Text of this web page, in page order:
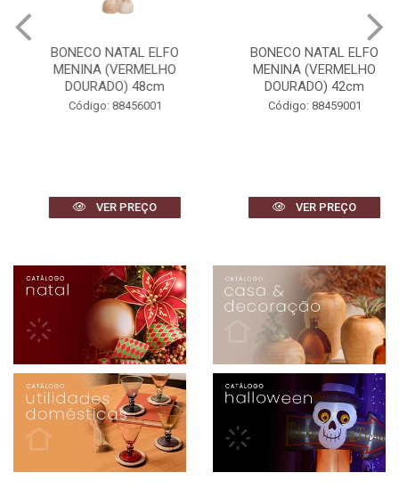
BONECO NATAL ELFO
MENINA (VERMELHO
DOURADO) 48cm
Código: 88456001
VER PREÇO
BONECO NATAL ELFO
MENINA (VERMELHO
DOURADO) 42cm
Código: 88459001
VER PREÇO